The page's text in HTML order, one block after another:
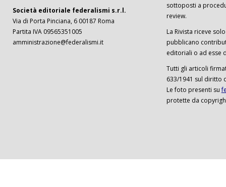
Società editoriale federalismi s.r.l.
Via di Porta Pinciana, 6 00187 Roma
Partita IVA 09565351005
amministrazione@federalismi.it
sottoposti a
review.
La Rivista riceve
pubblicano
editoriali o ad esse
Tutti gli articoli
633/1941 sul diritto
Le foto presenti su
protette da